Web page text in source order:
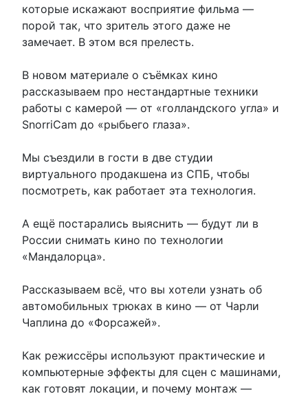
которые искажают восприятие фильма —
порой так, что зритель этого даже не
замечает. В этом вся прелесть.
В новом материале о съёмках кино
рассказываем про нестандартные техники
работы с камерой — от «голландского угла» и
SnorriCam до «рыбьего глаза».
Мы съездили в гости в две студии
виртуального продакшена из СПБ, чтобы
посмотреть, как работает эта технология.
А ещё постарались выяснить — будут ли в
России снимать кино по технологии
«Мандалорца».
Рассказываем всё, что вы хотели узнать об
автомобильных трюках в кино — от Чарли
Чаплина до «Форсажей».
Как режиссёры используют практические и
компьютерные эффекты для сцен с машинами,
как готовят локации, и почему монтаж —